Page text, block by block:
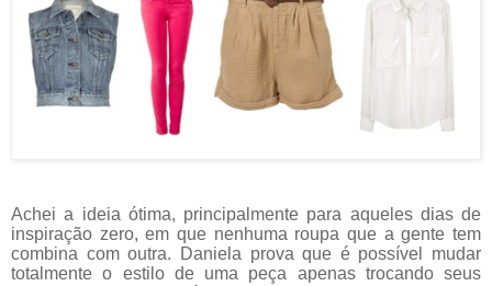
Achei a ideia ótima, principalmente para aqueles dias de
inspiração zero, em que nenhuma roupa que a gente tem
combina com outra. Daniela prova que é possível mudar
totalmente o estilo de uma peça apenas trocando seus